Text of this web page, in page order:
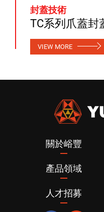
封蓋技術
TC系列爪蓋封
VIEW MORE
關於峪豐
產品領域
人才招募